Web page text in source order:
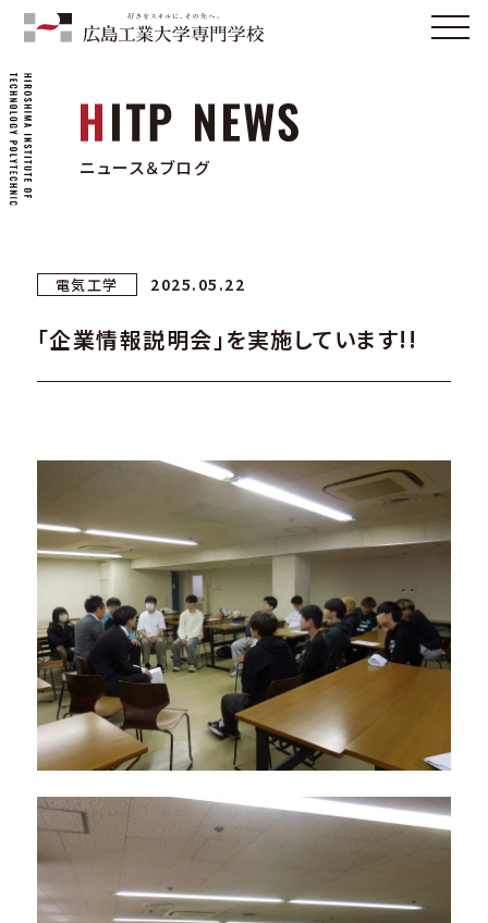
ニュース＆ブログ
電気工学 2025.05.22
「企業情報説明会」を実施しています!!